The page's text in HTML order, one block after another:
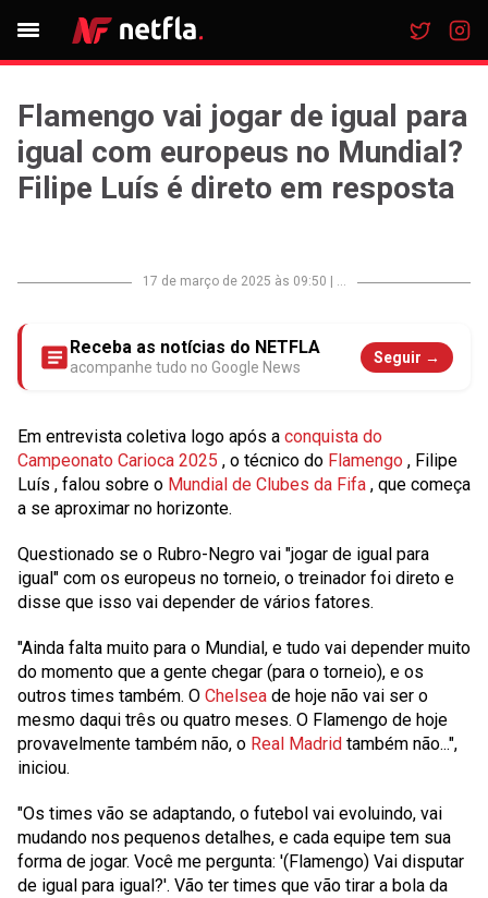
Flamengo vai jogar de igual para
igual com europeus no Mundial?
Filipe Luís é direto em resposta
17 de março de 2025 às 09:50 ...
Receba as notícias do NETFLA
acompanhe tudo no Google News
Seguir →
Em entrevista coletiva logo após a conquista do
Campeonato Carioca 2025 , o técnico do Flamengo , Filipe
Luís , falou sobre o Mundial de Clubes da Fifa , que começa
a se aproximar no horizonte.
Questionado se o Rubro-Negro vai "jogar de igual para
igual" com os europeus no torneio, o treinador foi direto e
disse que isso vai depender de vários fatores.
"Ainda falta muito para o Mundial, e tudo vai depender muito
do momento que a gente chegar (para o torneio), e os
outros times também. O Chelsea de hoje não vai ser o
mesmo daqui três ou quatro meses. O Flamengo de hoje
provavelmente também não, o Real Madrid também não...",
iniciou.
"Os times vão se adaptando, o futebol vai evoluindo, vai
mudando nos pequenos detalhes, e cada equipe tem sua
forma de jogar. Você me pergunta: '(Flamengo) Vai disputar
de igual para igual?'. Vão ter times que vão tirar a bola da